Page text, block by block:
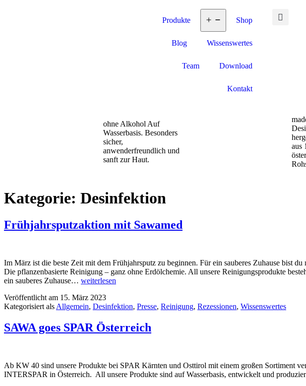
Produkte Shop
Blog Wissenswertes
Team Download
Kontakt
ohne Alkohol Auf
Wasserbasis. Besonders
sicher,
anwenderfreundlich und
sanft zur Haut.
aus
Kategorie: Desinfektion
Frühjahrsputzaktion mit Sawamed
Im März ist die beste Zeit mit dem Frühjahrsputz zu beginnen. Für ein sauberes Zuhause bist
Die pflanzenbasierte Reinigung – ganz ohne Erdölchemie. All unsere Reinigungsprodukte
ein sauberes Zuhause… weiterlesen
Veröffentlicht am 15. März 2023
Kategorisiert als Allgemein, Desinfektion, Presse, Reinigung, Rezessionen, Wissenswertes
SAWA goes SPAR Österreich
Ab KW 40 sind unsere Produkte bei SPAR Kärnten und Osttirol mit einem großen Sortiment
INTERSPAR in Österreich. All unsere Produkte sind auf Wasserbasis, entwickelt und